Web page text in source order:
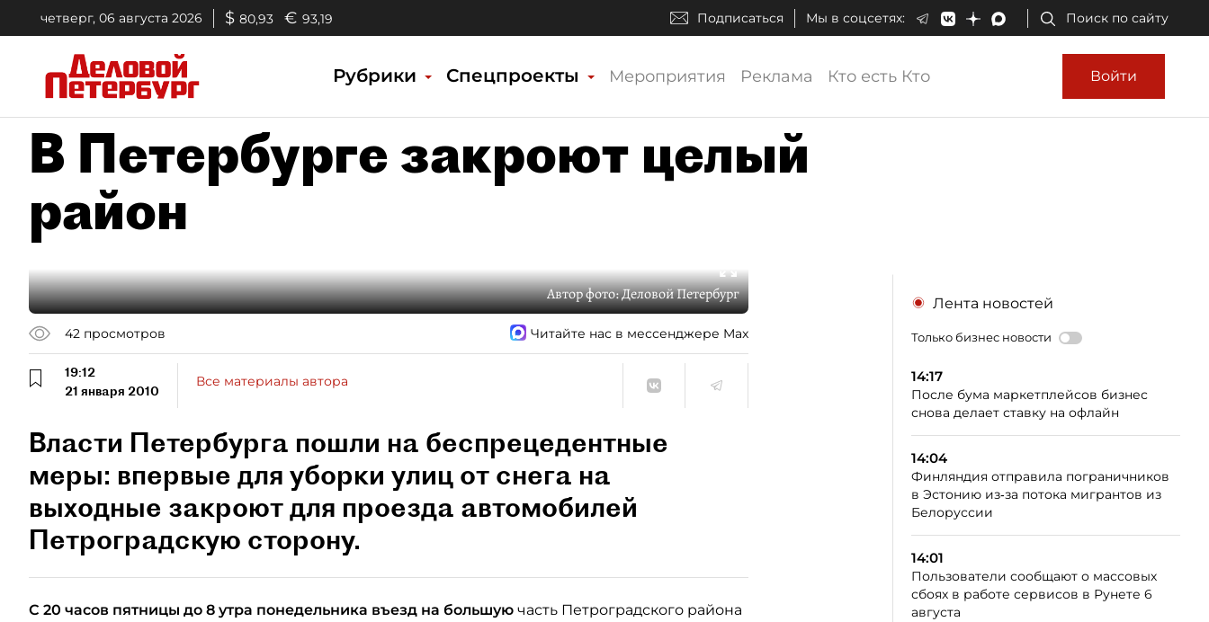
четверг, 06 августа 2026 $ 80,93 € 93,19 Подписаться Мы в соцсетях: Поиск по сайту
Рубрики Спецпроекты Мероприятия Реклама Кто есть Кто Войти
В Петербурге закроют целый
район
Автор фото:Деловой Петербург
42 просмотров Читайте нас в мессенджере Max
19:12
21 января 2010
Все материалы автора
Власти Петербурга пошли на беспрецедентные
меры: впервые для уборки улиц от снега на
выходные закроют для проезда автомобилей
Петроградскую сторону.
С 20 часов пятницы до 8 утра понедельника въезд на большую часть Петроградского района
Лента новостей
Только бизнес новости
14:17
После бума маркетплейсов бизнес
снова делает ставку на офлайн
14:04
Финляндия отправила пограничников
в Эстонию из‑за потока мигрантов из
Белоруссии
14:01
Пользователи сообщают о массовых
сбоях в работе сервисов в Рунете 6
августа